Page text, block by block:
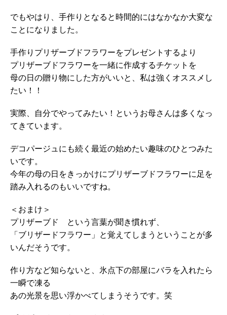
でもやはり、手作りとなると時間的にはなかなか大変な
ことになりました。
手作りプリザーブドフラワーをプレゼントするより
プリザーブドフラワーを一緒に作成するチケットを
母の日の贈り物にした方がいいと、私は強くオススメし
たい！！
実際、自分でやってみたい！というお母さんは多くなっ
てきています。
デコパージュにも続く最近の始めたい趣味のひとつみた
いです。
今年の母の日をきっかけにプリザーブドフラワーに足を
踏み入れるのもいいですね。
＜おまけ＞
プリザーブド という言葉が聞き慣れず、
「ブリザードフラワー」と覚えてしまうということが多
いんだそうです。
作り方など知らないと、氷点下の部屋にバラを入れたら
一瞬で凍る
あの光景を思い浮かべてしまうそうです。笑